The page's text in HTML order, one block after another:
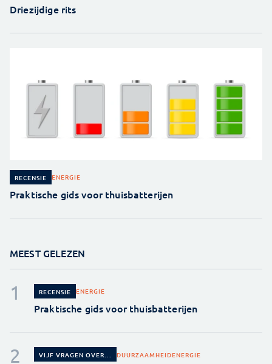
Driezijdige rits
RECENSIE ENERGIE
Praktische gids voor thuisbatterijen
MEEST GELEZEN
RECENSIE ENERGIE
Praktische gids voor thuisbatterijen
VIJF VRAGEN OVER... DUURZAAMHEIDENERGIE